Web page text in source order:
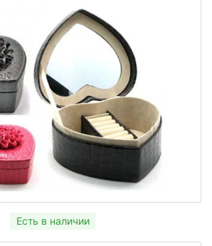
Есть в наличии